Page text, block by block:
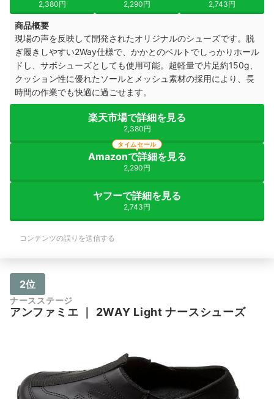
2,380円 2,290円 2,743円
商品概要
現場の声を反映して開発されたオリジナルのシューズです。脱
ぎ履きしやすい2Way仕様で、かかとのベルトでしっかりホール
ドし、サボシューズとしても使用可能。超軽量で片足約150g、
クッション性に優れたソールとメッシュ素材の採用により、長
時間の作業でも快適に過ごせます。
楽天市場で詳細を見る
2,380円
Amazonで詳細を見る
2,290円
タイムセール
ヤフーで詳細を見る
2,743円
コンテンツの誤りを送信する
2位
ナースステージ
アンファミエ ｜ 2WAY Light ナースシューズ